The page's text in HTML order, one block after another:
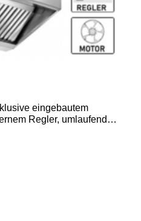
eingebautem
Regler, umlaufende
mit